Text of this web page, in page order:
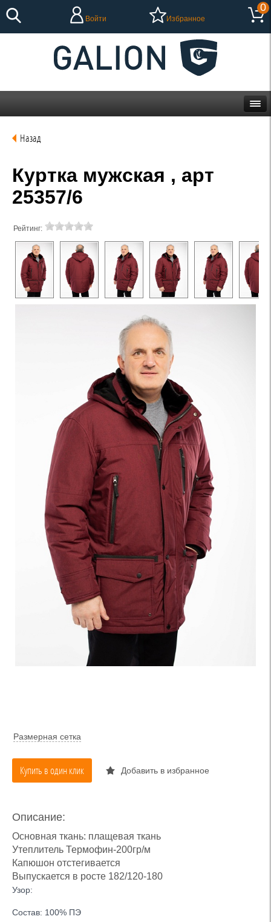
Войти Избранное
0
Назад
Куртка мужская , арт
25357/6
Рейтинг:
Размерная сетка
Купить в один клик Добавить в избранное
Описание:
Основная ткань: плащевая ткань
Утеплитель Термофин-200гр/м
Капюшон отстегивается
Выпускается в росте 182/120-180
Узор:
Состав: 100% ПЭ